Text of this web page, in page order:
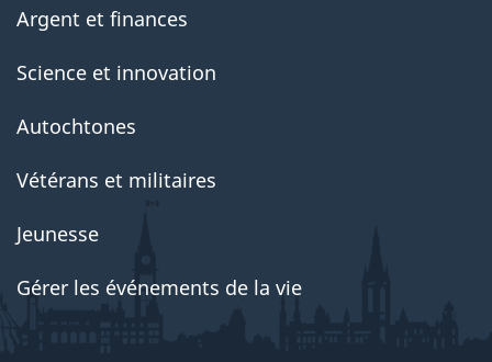
Argent et finances
Science et innovation
Autochtones
Vétérans et militaires
Jeunesse
Gérer les événements de la vie